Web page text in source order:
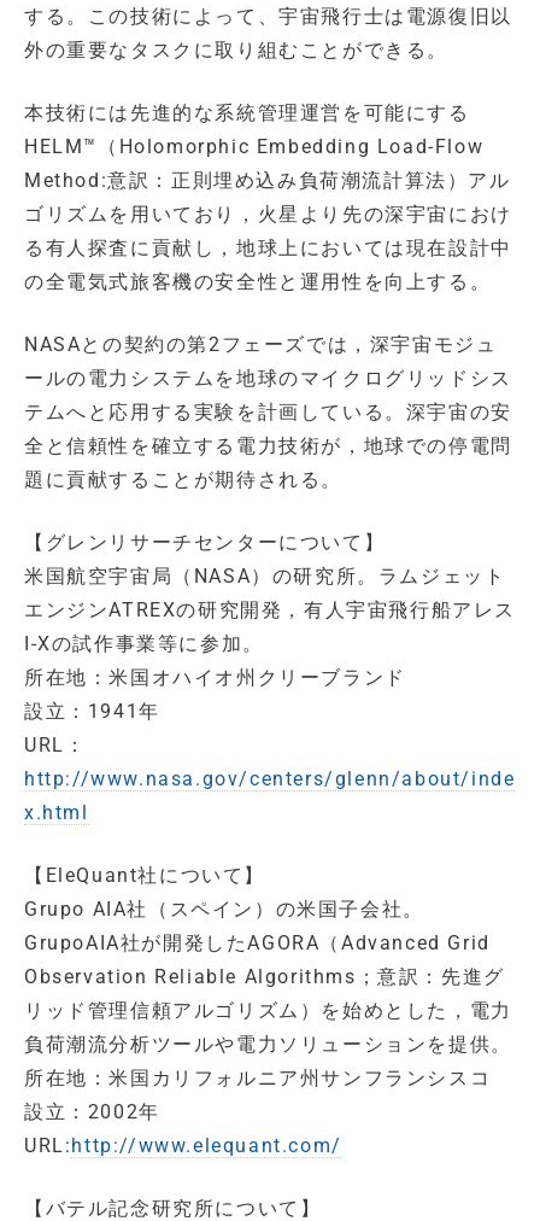
する。この技術によって、宇宙飛行士は電源復旧以
外の重要なタスクに取り組むことができる。
本技術には先進的な系統管理運営を可能にする
HELM™（Holomorphic Embedding Load-Flow
Method:意訳：正則埋め込み負荷潮流計算法）アル
ゴリズムを用いており，火星より先の深宇宙におけ
る有人探査に貢献し，地球上においては現在設計中
の全電気式旅客機の安全性と運用性を向上する。
NASAとの契約の第2フェーズでは，深宇宙モジュ
ールの電力システムを地球のマイクログリッドシス
テムへと応用する実験を計画している。深宇宙の安
全と信頼性を確立する電力技術が，地球での停電問
題に貢献することが期待される。
【グレンリサーチセンターについて】
米国航空宇宙局（NASA）の研究所。ラムジェット
エンジンATREXの研究開発，有人宇宙飛行船アレス
I-Xの試作事業等に参加。
所在地：米国オハイオ州クリーブランド
設立：1941年
URL：
http://www.nasa.gov/centers/glenn/about/inde
x.html
【EleQuant社について】
Grupo AIA社（スペイン）の米国子会社。
GrupoAIA社が開発したAGORA（Advanced Grid
Observation Reliable Algorithms；意訳：先進グ
リッド管理信頼アルゴリズム）を始めとした，電力
負荷潮流分析ツールや電力ソリューションを提供。
所在地：米国カリフォルニア州サンフランシスコ
設立：2002年
URL:http://www.elequant.com/
【バテル記念研究所について】